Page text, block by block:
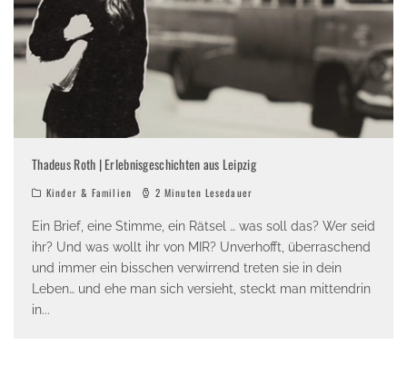
Thadeus Roth | Erlebnisgeschichten aus Leipzig
Kinder & Familien 2 Minuten Lesedauer
Ein Brief, eine Stimme, ein Rätsel … was soll das? Wer seid
ihr? Und was wollt ihr von MIR? Unverhofft, überraschend
und immer ein bisschen verwirrend treten sie in dein
Leben… und ehe man sich versieht, steckt man mittendrin
in...